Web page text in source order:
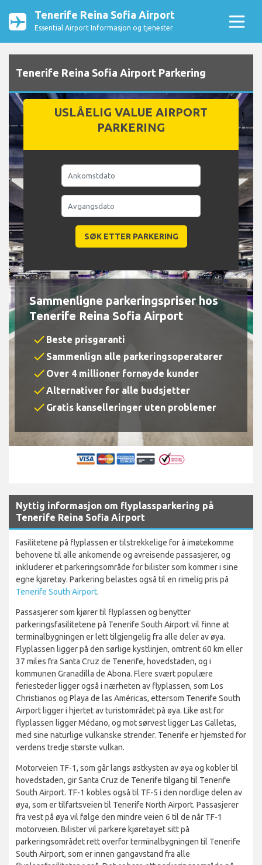
Tenerife Reina Sofia Airport
Essential Airport Informasjon og tjenester
Tenerife Reina Sofia Airport Parkering
USLÅELIG VALUE AIRPORT
PARKERING
Sammenligne parkeringspriser hos
Tenerife Reina Sofia Airport
check Beste prisgaranti
check Sammenlign alle parkeringsoperatører
check Over 4 millioner fornøyde kunder
checkAlternativer for alle budsjetter
check Gratis kanselleringer uten problemer
Nyttig informasjon om flyplassparkering på
Tenerife Reina Sofia Airport
Fasilitetene på flyplassen er tilstrekkelige for å imøtekomme
behovene til alle ankomende og avreisende passasjerer, og
inkluderer et parkeringsområde for bilister som kommer i sine
egne kjøretøy. Parkering belastes også til en rimelig pris på
Tenerife South Airport.
Passasjerer som kjører til flyplassen og benytter
parkeringsfasilitetene på Tenerife South Airport vil finne at
terminalbygningen er lett tilgjengelig fra alle deler av øya.
Flyplassen ligger på den sørlige kystlinjen, omtrent 60 km eller
37 miles fra Santa Cruz de Tenerife, hovedstaden, og i
kommunen Granadilla de Abona. Flere svært populære
feriesteder ligger også i nærheten av flyplassen, som Los
Christianos og Playa de las Américas, ettersom Tenerife South
Airport ligger i hjertet av turistområdet på øya. Like øst for
flyplassen ligger Médano, og mot sørvest ligger Las Galletas,
med sine naturlige vulkanske strender. Tenerife er hjemsted for
verdens tredje største vulkan.
Motorveien TF-1, som går langs østkysten av øya og kobler til
hovedstaden, gir Santa Cruz de Tenerife tilgang til Tenerife
South Airport. TF-1 kobles også til TF-5 i den nordlige delen av
øya, som er tilfartsveien til Tenerife North Airport. Passasjerer
fra vest på øya vil følge den mindre veien 6 til de når TF-1
motorveien. Bilister vil parkere kjøretøyet sitt på
parkeringsområdet rett overfor terminalbygningen til Tenerife
South Airport, som er innen gangavstand fra alle